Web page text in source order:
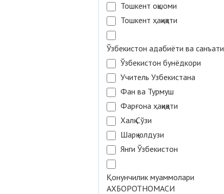
Тошкент оқшоми
Тошкент ҳақиқати
Ўзбекистон адабиёти ва санъати
Ўзбекистон бунёдкори
Учитель Узбекистана
Фан ва Турмуш
Фарғона ҳақиқати
Халқ Сўзи
Шарқ юлдузи
Янги Ўзбекистон
Қонунчилик муаммолари
АХБОРОТНОМАСИ